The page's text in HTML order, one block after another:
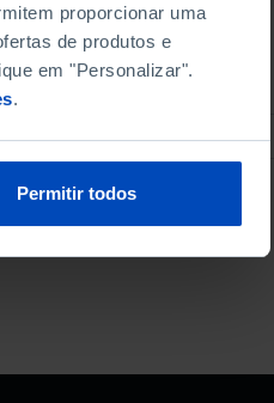
proporcionar uma
de produtos e
em "Personalizar".
.
Permitir todos
ORDENAR POR